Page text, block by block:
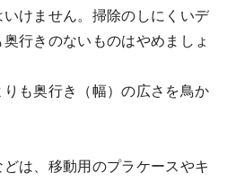
けません。掃除のしにくいデ
行きのないものはやめましょ
も奥行き（幅）の広さを鳥か
は、移動用のプラケースやキ